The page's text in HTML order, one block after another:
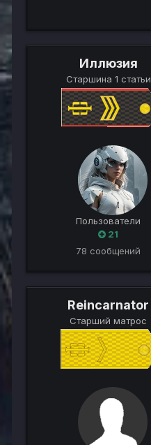
Иллюзия
Старшина 1 статьи
Пользователи
21
78 сообщений
Reincarnator
Старший матрос